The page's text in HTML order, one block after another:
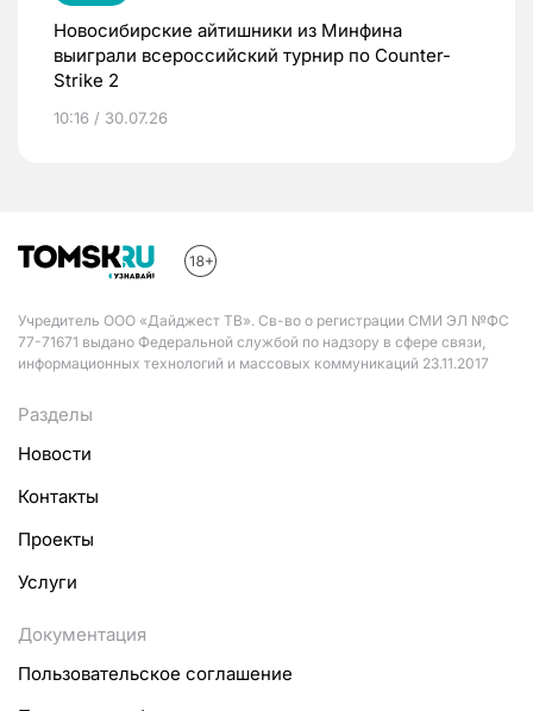
Новосибирские айтишники из Минфина
выиграли всероссийский турнир по Counter-
Strike 2
10:16 / 30.07.26
Учредитель ООО «Дайджест ТВ». Св-во о регистрации СМИ ЭЛ №ФС
77-71671 выдано Федеральной службой по надзору в сфере связи,
информационных технологий и массовых коммуникаций 23.11.2017
Разделы
Новости
Контакты
Проекты
Услуги
Документация
Пользовательское соглашение